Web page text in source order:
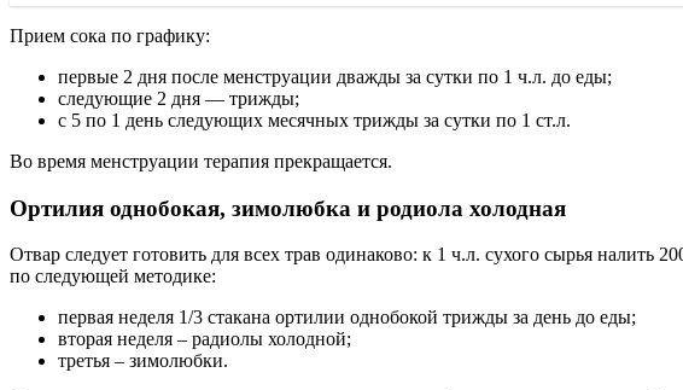
Прием сока по графику:
первые 2 дня после менструации дважды за сутки по 1 ч.л. до еды;
следующие 2 дня — трижды;
с 5 по 1 день следующих месячных трижды за сутки по 1 ст.л.
Во время менструации терапия прекращается.
Ортилия однобокая, зимолюбка и родиола холодная
Отвар следует готовить для всех трав одинаково: к 1 ч.л. сухого сырья
по следующей методике:
первая неделя 1/3 стакана ортилии однобокой трижды за день до еды;
вторая неделя – радиолы холодной;
третья – зимолюбки.